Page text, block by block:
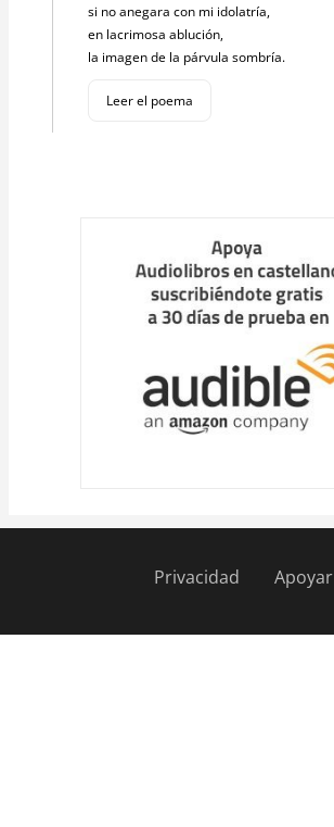
si no anegara con mi idolatría,
en lacrimosa ablución,
la imagen de la párvula sombría.
Leer el poema
Privacidad Apoyar